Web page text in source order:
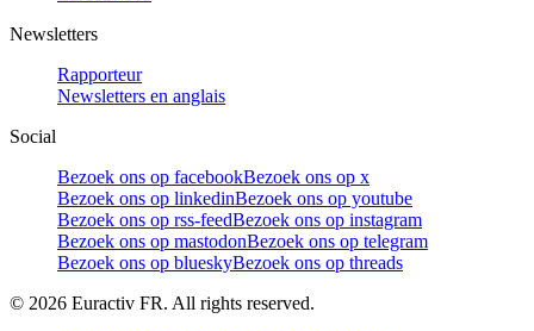
Newsletters
Rapporteur
Newsletters en anglais
Social
Bezoek ons op facebookBezoek ons op x
Bezoek ons op linkedinBezoek ons op youtube
Bezoek ons op rss-feedBezoek ons op instagram
Bezoek ons op mastodonBezoek ons op telegram
Bezoek ons op blueskyBezoek ons op threads
© 2026 Euractiv FR. All rights reserved.